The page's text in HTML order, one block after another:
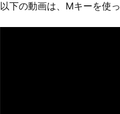
以下の動画は、Mキーを使